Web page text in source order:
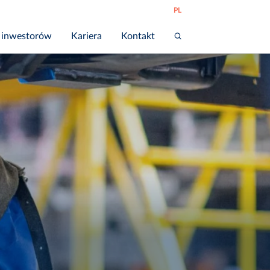
PL
Kariera Kontakt